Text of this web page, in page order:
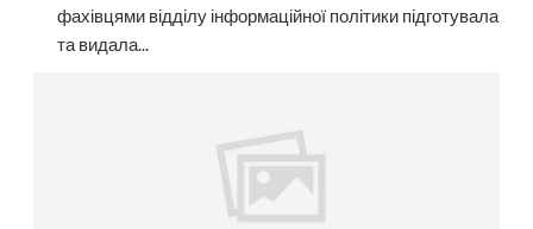
фахівцями відділу інформаційної політики підготувала
та видала...